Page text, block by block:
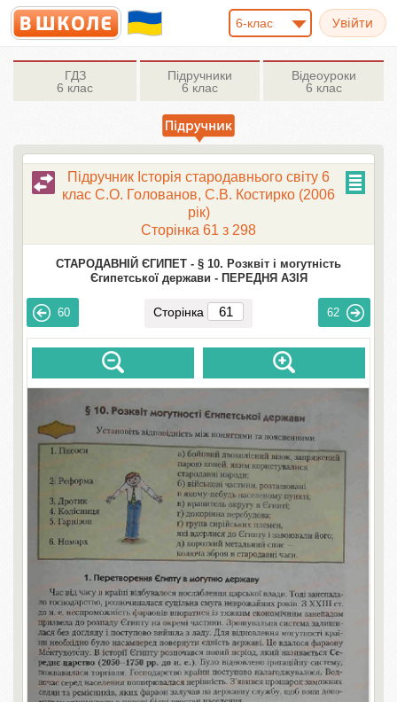
6-клас
ГДЗ
6 клас
Підручники
6 клас
Відеоуроки
6 клас
Підручник Історія стародавнього свiту 6
клас С.О. Голованов, С.В. Костирко (2006
рік)
Сторінка 61 з 298
СТАРОДАВНІЙ ЄГИПЕТ - § 10. Розквіт і могутність
Єгипетської держави - ПЕРЕДНЯ АЗІЯ
60 Сторінка 62